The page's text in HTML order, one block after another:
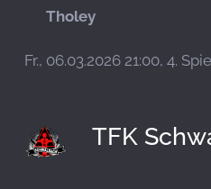
Tholey
Fr., 06.03.2026 21:00, 4.
TFK